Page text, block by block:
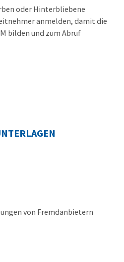
oder Hinterbliebene
anmelden, damit die
bilden und zum Abruf
von Fremdanbietern